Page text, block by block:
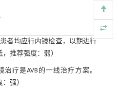
者均应行内镜检查，以期进行
推荐强度：弱）
疗是AVB的一线治疗方案。
强）